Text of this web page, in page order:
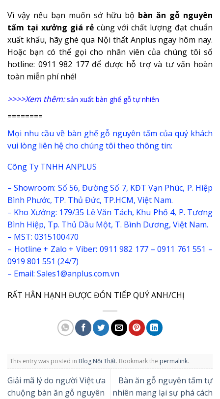
Vì vậy nếu bạn muốn sở hữu bộ bàn ăn gỗ nguyên
tấm tại xưởng giá rẻcùng với chất lượng đạt chuẩn
xuất khẩu, hãy ghé qua Nội thất Anplus ngay hôm nay.
Hoặc bạn có thể gọi cho nhân viên của chúng tôi số
hotline: 0911 982 177 để được hỗ trợ và tư vấn hoàn
toàn miễn phí nhé!
>>>>Xem thêm:sản xuất bàn ghế gỗ tự nhiên
========
Mọi nhu cầu về bàn ghế gỗ nguyên tấm của quý khách
vui lòng liên hệ cho chúng tôi theo thông tin:
Công Ty TNHH ANPLUS
– Showroom: Số 56, Đường Số 7, KĐT Vạn Phúc, P. Hiệp
Bình Phước, TP. Thủ Đức, TP.HCM, Việt Nam.
– Kho Xưởng: 179/35 Lê Văn Tách, Khu Phố 4, P. Tương
Bình Hiệp, Tp. Thủ Dầu Một, T. Bình Dương, Việt Nam.
– MST: 0315100470
– Hotline + Zalo + Viber: 0911 982 177 – 0911 761 551 –
0919 801 551 (24/7)
– Email: Sales1@anplus.com.vn
RẤT HÂN HẠNH ĐƯỢC ĐÓN TIẾP QUÝ ANH/CHỊ
This entry was posted in Blog Nội Thất. Bookmark the permalink.
Giải mã lý do người Việt ưa
chuộng bàn ăn gỗ nguyên
Bàn ăn gỗ nguyên tấm tự
nhiên mang lại sự phá cách